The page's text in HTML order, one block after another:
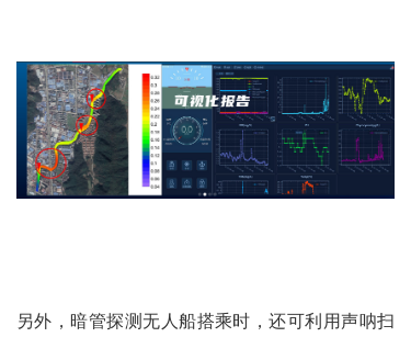
另外，暗管探测无人船搭乘时，还可利用声呐扫